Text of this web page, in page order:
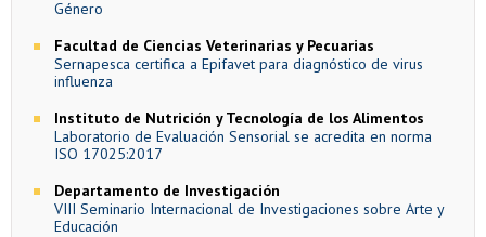
Género
Facultad de Ciencias Veterinarias y Pecuarias
Sernapesca certifica a Epifavet para diagnóstico de virus
influenza
Instituto de Nutrición y Tecnología de los Alimentos
Laboratorio de Evaluación Sensorial se acredita en norma
ISO 17025:2017
Departamento de Investigación
VIII Seminario Internacional de Investigaciones sobre Arte y
Educación